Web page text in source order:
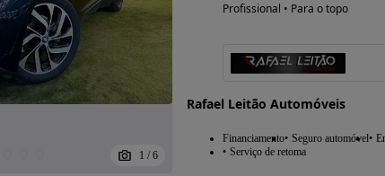
1 / 6
Profissional • Para o topo
Rafael Leitão Automóveis
Financiamento Seguro automóvel
Serviço de retoma